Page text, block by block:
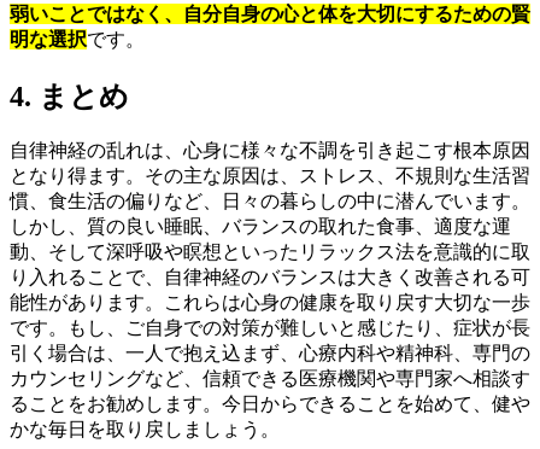
弱いことではなく、自分自身の心と体を大切にするための賢
明な選択です。
4. まとめ
自律神経の乱れは、心身に様々な不調を引き起こす根本原因
となり得ます。その主な原因は、ストレス、不規則な生活習
慣、食生活の偏りなど、日々の暮らしの中に潜んでいます。
しかし、質の良い睡眠、バランスの取れた食事、適度な運
動、そして深呼吸や瞑想といったリラックス法を意識的に取
り入れることで、自律神経のバランスは大きく改善される可
能性があります。これらは心身の健康を取り戻す大切な一歩
です。もし、ご自身での対策が難しいと感じたり、症状が長
引く場合は、一人で抱え込まず、心療内科や精神科、専門の
カウンセリングなど、信頼できる医療機関や専門家へ相談す
ることをお勧めします。今日からできることを始めて、健や
かな毎日を取り戻しましょう。